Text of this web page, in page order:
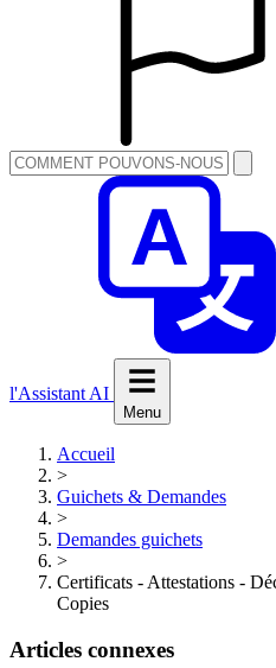
l'Assistant AI
Menu
Accueil
>
Guichets & Demandes
>
Demandes guichets
>
Certificats - Attestations -
Copies
Articles connexes